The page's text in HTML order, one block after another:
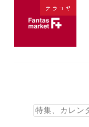
テラコヤ